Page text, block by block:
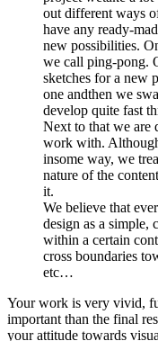
out different ways
have any ready-
new possibilities.
we call ping-pong.
sketches for a new
one andthen we
develop quite fast
Next to that we are
work with.
insome way, we
nature of the
it.
We believe that
design as a simple,
within a certain
cross boundaries
etc…
Your work is very vivid,
important than the final
your attitude towards